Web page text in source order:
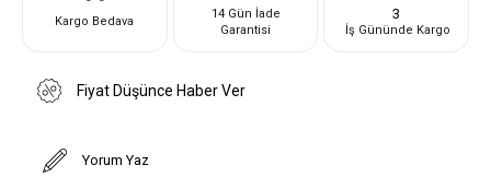
Kargo Bedava
14 Gün İade
Garantisi
3
İş Gününde Kargo
Fiyat Düşünce Haber Ver
Yorum Yaz